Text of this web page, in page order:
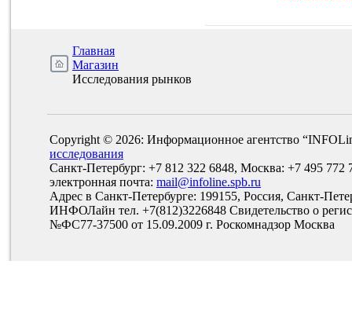
Главная
Магазин
Исследования рынков
Copyright © 2026: Информационное агентство
исследования
Санкт-Петербург: +7 812 322 6848, Москва: +7 495 772
электронная почта: mail@infoline.spb.ru
Адрес в Санкт-Петербурге: 199155, Россия, Санкт-
ИНФОЛайн тел. +7(812)3226848 Свидетельство о
№ФС77-37500 от 15.09.2009 г. Роскомнадзор Москва